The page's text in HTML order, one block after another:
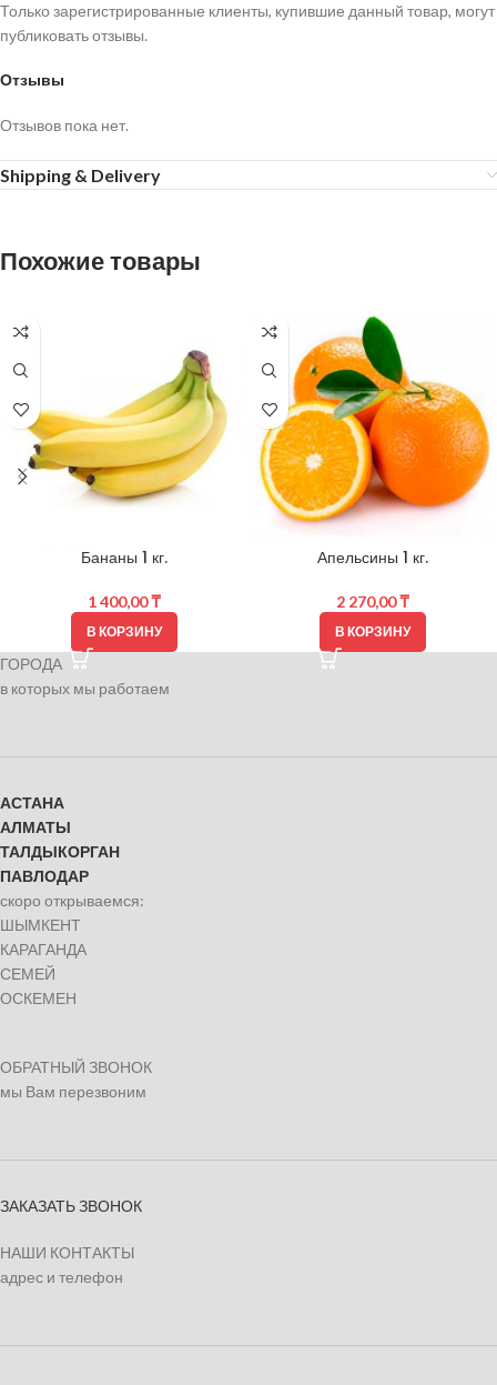
Отзывы
Отзывов пока нет.
Только зарегистрированные клиенты, купившие данный товар, могут
публиковать отзывы.
Shipping & Delivery
Похожие товары
Бананы 1 кг.
1 400,00₸
В КОРЗИНУ
Апельсины 1 кг.
2 270,00₸
В КОРЗИНУ
ГОРОДА
в которых мы работаем
АСТАНА
АЛМАТЫ
ТАЛДЫКОРГАН
ПАВЛОДАР
скоро открываемся:
ШЫМКЕНТ
КАРАГАНДА
СЕМЕЙ
ОСКЕМЕН
ОБРАТНЫЙ ЗВОНОК
мы Вам перезвоним
ЗАКАЗАТЬ ЗВОНОК
НАШИ КОНТАКТЫ
адрес и телефон